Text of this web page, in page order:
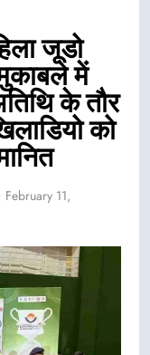
जूडो
में
के तौर
को
February 11,